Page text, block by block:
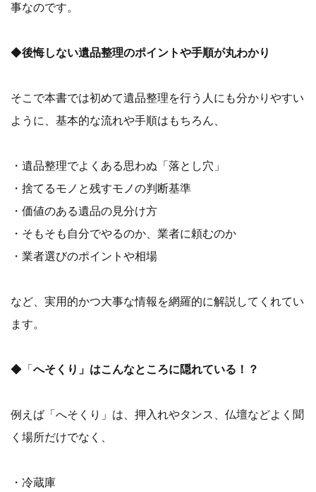
事なのです。
◆後悔しない遺品整理のポイントや手順が丸わかり
そこで本書では初めて遺品整理を行う人にも分かりやすい
ように、基本的な流れや手順はもちろん、
・遺品整理でよくある思わぬ「落とし穴」
・捨てるモノと残すモノの判断基準
・価値のある遺品の見分け方
・そもそも自分でやるのか、業者に頼むのか
・業者選びのポイントや相場
など、実用的かつ大事な情報を網羅的に解説してくれてい
ます。
◆「 へそくり」はこんなところに隠れている！？
例えば「へそくり」は、押入れやタンス、仏壇などよく聞
く場所だけでなく、
・冷蔵庫